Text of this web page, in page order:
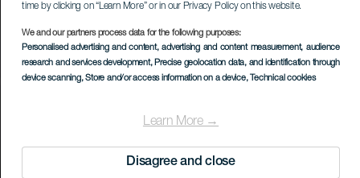
time by clicking on “Learn More” or in our Privacy Policy on this website.
We and our partners process data for the following purposes:
Personalised advertising and content, advertising and content measurement, audience
research and services development, Precise geolocation data, and identification through
device scanning, Store and/or access information on a device, Technical cookies
Learn More →
Disagree and close